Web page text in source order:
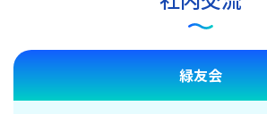
緑友会